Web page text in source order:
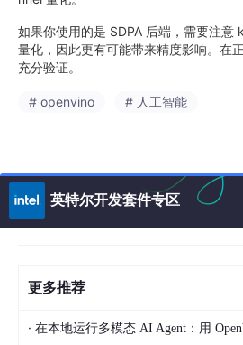
如果你使用的是 SDPA 后端，需要注
量化，因此更有可能带来精度影响。在
充分验证。
# openvino # 人工智能
英特尔开发套件专区
更多推荐
· 在本地运行多模态 AI Agent：用